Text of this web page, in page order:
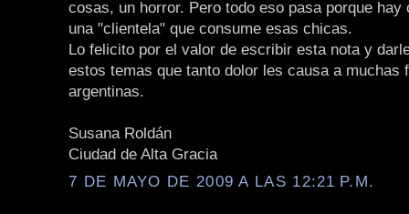
cosas, un horror. Pero todo eso pasa porque hay
una "clientela" que consume esas chicas.
Lo felicito por el valor de escribir esta nota y
estos temas que tanto dolor les causa a muchas
argentinas.
Susana Roldán
Ciudad de Alta Gracia
7 DE MAYO DE 2009 A LAS 12:21 P.M.